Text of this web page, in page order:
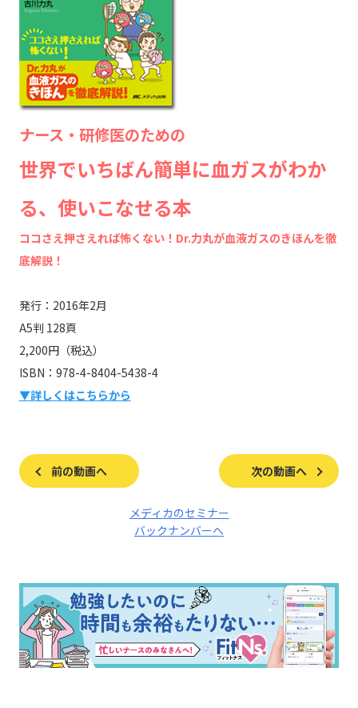
ナース・研修医のための
世界でいちばん簡単に血ガスがわか
る、使いこなせる本
ココさえ押さえれば怖くない！Dr.力丸が血液ガスのきほんを徹
底解説！
発行：2016年2月
A5判 128頁
2,200円（税込）
ISBN：978-4-8404-5438-4
▼詳しくはこちらから
前の動画へ 次の動画へ
メディカのセミナー
バックナンバーへ